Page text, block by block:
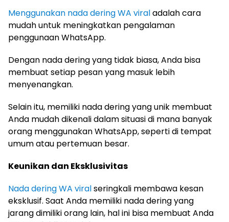
Menggunakan nada dering WA viraladalah cara
mudah untuk meningkatkan pengalaman
penggunaan WhatsApp.
Dengan nada dering yang tidak biasa, Anda bisa
membuat setiap pesan yang masuk lebih
menyenangkan.
Selain itu, memiliki nada dering yang unik membuat
Anda mudah dikenali dalam situasi di mana banyak
orang menggunakan WhatsApp, seperti di tempat
umum atau pertemuan besar.
Keunikan dan Eksklusivitas
Nada dering WA viralseringkali membawa kesan
eksklusif. Saat Anda memiliki nada dering yang
jarang dimiliki orang lain, hal ini bisa membuat Anda